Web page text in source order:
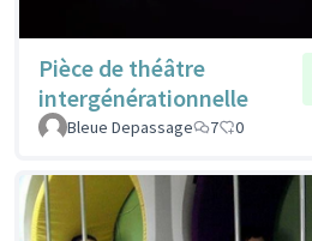
Pièce de théâtre
intergénérationnelle
Bleue Depassage
7 0